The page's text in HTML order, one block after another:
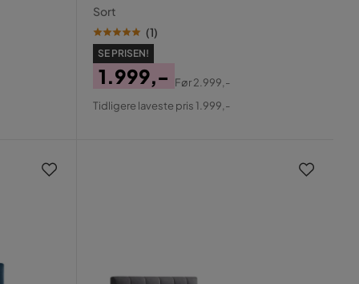
Sort
(1)
SE PRISEN!
Pris
1.999,-
Original
Før2.999,-
Tidligere laveste pris 1.999,-